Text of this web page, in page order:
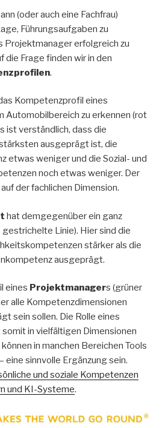
(oder auch eine Fachfrau)
Führungsaufgaben zu
Projektmanager erfolgreich zu
die Frage finden wir in den
.
Kompetenzprofil eines
Automobilbereich zu erkennen (rot
ist verständlich, dass die
ausgeprägt ist, die
etwas weniger und die Sozial- und
noch etwas weniger. Der
der fachlichen Dimension.
hat demgegenüber ein ganz
Linie). Hier sind die
stärker als die
ausgeprägt.
eines Projektmanagers (grüner
alle Kompetenzdimensionen
sein sollen. Die Rolle eines
in vielfältigen Dimensionen
in manchen Bereichen Tools
eine sinnvolle Ergänzung sein.
und soziale Kompetenzen
und KI-Systeme.